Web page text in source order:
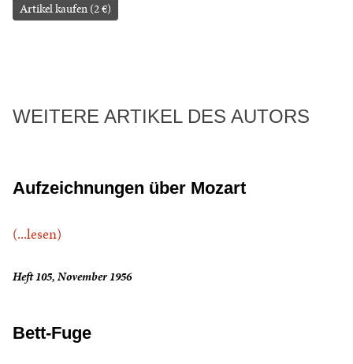
Artikel kaufen (2 €)
WEITERE ARTIKEL DES AUTORS
Aufzeichnungen über Mozart
(...lesen)
Heft 105, November 1956
Bett-Fuge